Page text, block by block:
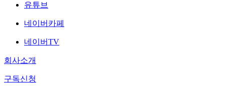
유튜브
네이버카페
네이버TV
회사소개
구독신청